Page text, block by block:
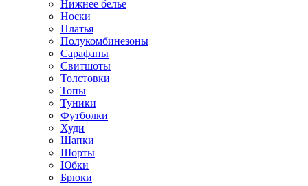
Нижнее белье
Носки
Платья
Полукомбинезоны
Сарафаны
Свитшоты
Толстовки
Топы
Туники
Футболки
Худи
Шапки
Шорты
Юбки
Брюки